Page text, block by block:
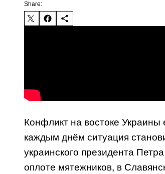
Share:
Конфликт на востоке
каждым днём ситуация
украинского президента
оплоте мятежников, в